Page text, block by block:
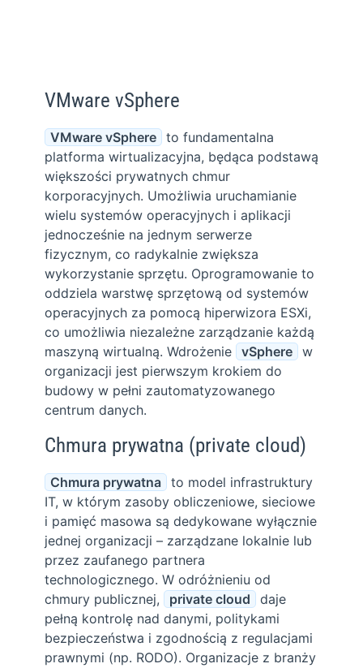
VMware vSphere
VMware vSphere to fundamentalna
platforma wirtualizacyjna, będąca podstawą
większości prywatnych chmur
korporacyjnych. Umożliwia uruchamianie
wielu systemów operacyjnych i aplikacji
jednocześnie na jednym serwerze
fizycznym, co radykalnie zwiększa
wykorzystanie sprzętu. Oprogramowanie to
oddziela warstwę sprzętową od systemów
operacyjnych za pomocą hiperwizora ESXi,
co umożliwia niezależne zarządzanie każdą
maszyną wirtualną. Wdrożenie vSphere w
organizacji jest pierwszym krokiem do
budowy w pełni zautomatyzowanego
centrum danych.
Chmura prywatna (private cloud)
Chmura prywatna to model infrastruktury
IT, w którym zasoby obliczeniowe, sieciowe
i pamięć masowa są dedykowane wyłącznie
jednej organizacji – zarządzane lokalnie lub
przez zaufanego partnera
technologicznego. W odróżnieniu od
chmury publicznej,
private cloud
daje
pełną kontrolę nad danymi, politykami
bezpieczeństwa i zgodnością z regulacjami
prawnymi (np. RODO). Organizacje z branży